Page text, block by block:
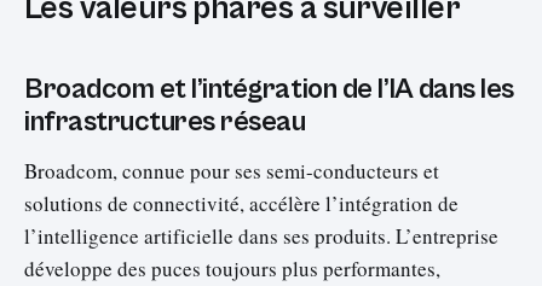
Les valeurs phares à surveiller
Broadcom et l’intégration de l’IA dans les
infrastructures réseau
Broadcom, connue pour ses semi-conducteurs et
solutions de connectivité, accélère l’intégration de
l’intelligence artificielle dans ses produits. L’entreprise
développe des puces toujours plus performantes,